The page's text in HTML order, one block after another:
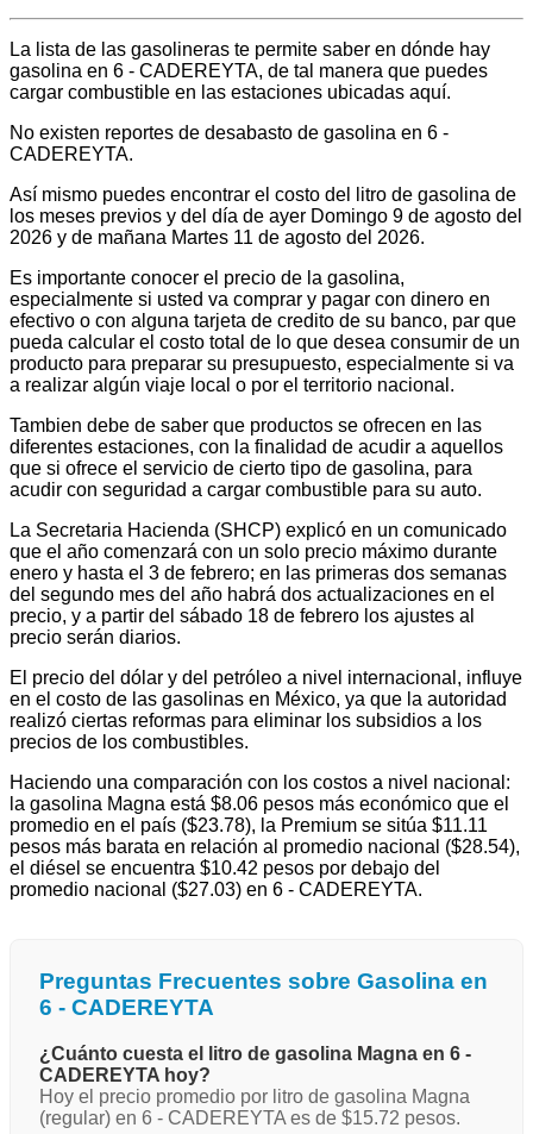
La lista de las gasolineras te permite saber en dónde hay
gasolina en 6 - CADEREYTA, de tal manera que puedes
cargar combustible en las estaciones ubicadas aquí.
No existen reportes de desabasto de gasolina en 6 -
CADEREYTA.
Así mismo puedes encontrar el costo del litro de gasolina de
los meses previos y del día de ayer Domingo 9 de agosto del
2026 y de mañana Martes 11 de agosto del 2026.
Es importante conocer el precio de la gasolina,
especialmente si usted va comprar y pagar con dinero en
efectivo o con alguna tarjeta de credito de su banco, par que
pueda calcular el costo total de lo que desea consumir de un
producto para preparar su presupuesto, especialmente si va
a realizar algún viaje local o por el territorio nacional.
Tambien debe de saber que productos se ofrecen en las
diferentes estaciones, con la finalidad de acudir a aquellos
que si ofrece el servicio de cierto tipo de gasolina, para
acudir con seguridad a cargar combustible para su auto.
La Secretaria Hacienda (SHCP) explicó en un comunicado
que el año comenzará con un solo precio máximo durante
enero y hasta el 3 de febrero; en las primeras dos semanas
del segundo mes del año habrá dos actualizaciones en el
precio, y a partir del sábado 18 de febrero los ajustes al
precio serán diarios.
El precio del dólar y del petróleo a nivel internacional, influye
en el costo de las gasolinas en México, ya que la autoridad
realizó ciertas reformas para eliminar los subsidios a los
precios de los combustibles.
Haciendo una comparación con los costos a nivel nacional:
la gasolina Magna está $8.06 pesos más económico que el
promedio en el país ($23.78), la Premium se sitúa $11.11
pesos más barata en relación al promedio nacional ($28.54),
el diésel se encuentra $10.42 pesos por debajo del
promedio nacional ($27.03) en 6 - CADEREYTA.
Preguntas Frecuentes sobre Gasolina en
6 - CADEREYTA
¿Cuánto cuesta el litro de gasolina Magna en 6 -
CADEREYTA hoy?
Hoy el precio promedio por litro de gasolina Magna
(regular) en 6 - CADEREYTA es de $15.72 pesos.